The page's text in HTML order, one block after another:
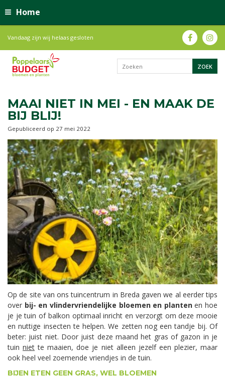
Home
Vandaag zijn wij helaas gesloten
MAAI NIET IN MEI - EN MAAK DE
BIJ BLIJ!
Gepubliceerd op 27 mei 2022
Op de site van ons tuincentrum in Breda gaven we al eerder tips
over bij- en vlindervriendelijke bloemen en plantenen hoe
je je tuin of balkon optimaal inricht en verzorgt om deze mooie
en nuttige insecten te helpen. We zetten nog een tandje bij. Of
beter: juist niet. Door juist deze maand het gras of gazon in je
tuinniet te maaien, doe je niet alleen jezelf een plezier, maar
ook heel veel zoemende vriendjes in de tuin.
BIJEN ETEN GEEN GRAS, WEL BLOEMEN